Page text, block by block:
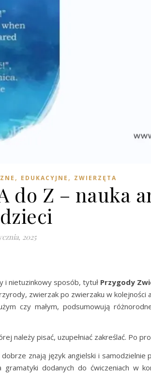
, EDUKACYJNE , ZWIERZĘTA
do Z – nauka
2025
i nietuzinkowy sposób, tytuł Przygody
zwierzak po zwierzaku w kolejności
czy małym, podsumowują
należy pisać, uzupełniać zakreślać. Po
znają język angielski i samodzielnie
dodanych do ćwiczeniach w